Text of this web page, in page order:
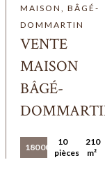
MAISON, BÂGÉ-
DOMMARTIN
VENTE
MAISON
BÂGÉ-
180 000 €
10
pièces
210
m²